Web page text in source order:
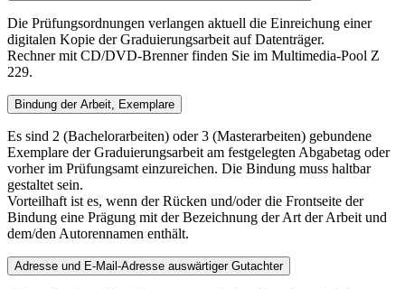
Die Prüfungsordnungen verlangen aktuell die Einreichung einer
digitalen Kopie der Graduierungsarbeit auf Datenträger.
Rechner mit CD/DVD-Brenner finden Sie im Multimedia-Pool Z
229.
Bindung der Arbeit, Exemplare
Es sind 2 (Bachelorarbeiten) oder 3 (Masterarbeiten) gebundene
Exemplare der Graduierungsarbeit am festgelegten Abgabetag oder
vorher im Prüfungsamt einzureichen. Die Bindung muss haltbar
gestaltet sein.
Vorteilhaft ist es, wenn der Rücken und/oder die Frontseite der
Bindung eine Prägung mit der Bezeichnung der Art der Arbeit und
dem/den Autorennamen enthält.
Adresse und E-Mail-Adresse auswärtiger Gutachter